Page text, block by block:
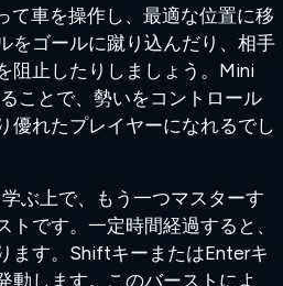
て車を操作し、最適な位置に移
をゴールに蹴り込んだり、相手
阻止したりしましょう。Mini
ことで、勢いをコントロール
優れたプレイヤーになれるでし
ぶ上で、もう一つマスターす
トです。一定時間経過すると、
ます。ShiftキーまたはEnterキ
動します。このバーストによ